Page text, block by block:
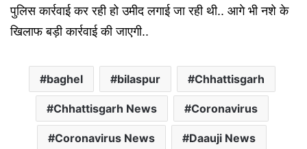
पुलिस कार्रवाई कर रही हो उमीद लगाई जा रही थी.. आगे भी नशे के
खिलाफ बड़ी कार्रवाई की जाएगी..
baghel bilaspur Chhattisgarh
Chhattisgarh News Coronavirus
Coronavirus News Daauji News